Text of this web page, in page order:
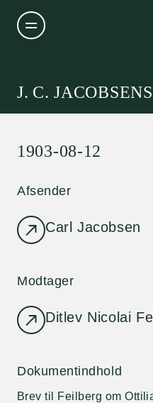
J. C.
1903-08-12
Afsender
Carl Jacobsen
Modtager
Ditlev Nicolai
Dokumentindhold
Brev til Feilberg om